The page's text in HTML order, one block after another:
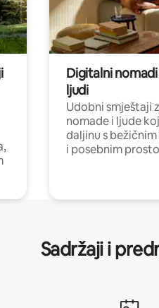
Digitalni
ljudi
Udobni smještaji
nomade i ljude
daljinu s
i posebnim
Sadržaji i